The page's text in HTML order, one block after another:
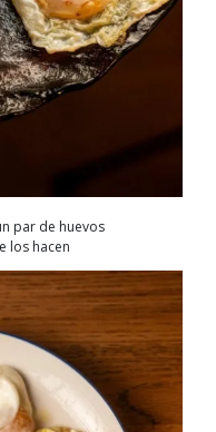
par de huevos
los hacen